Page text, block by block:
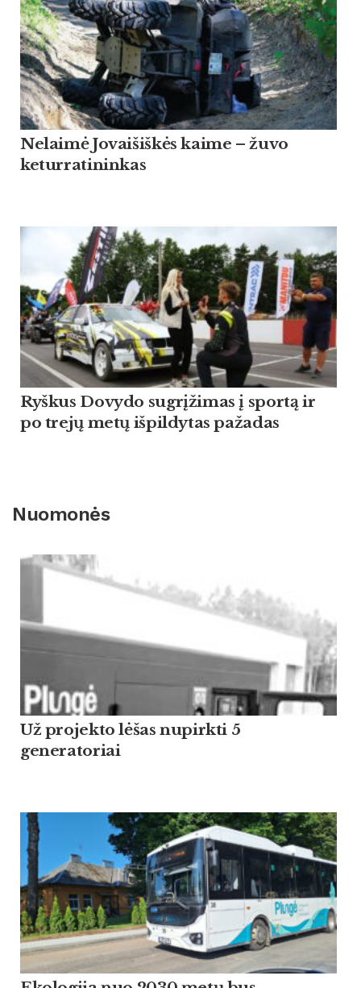
Nelaimė Jovaišiškės kaime – žuvo
keturratininkas
Ryškus Dovydo sugrįžimas į sportą ir
po trejų metų išpildytas pažadas
Nuomonės
Už projekto lėšas nupirkti 5
generatoriai